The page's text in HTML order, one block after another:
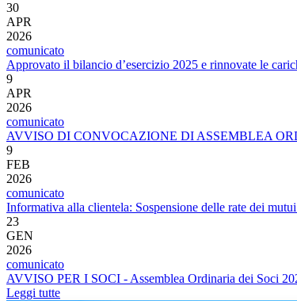
30
APR
2026
comunicato
Approvato il bilancio d’esercizio 2025 e rinnovate le
9
APR
2026
comunicato
AVVISO DI CONVOCAZIONE DI ASSEMBLEA
9
FEB
2026
comunicato
Informativa alla clientela: Sospensione delle rate dei
23
GEN
2026
comunicato
AVVISO PER I SOCI - Assemblea Ordinaria dei Soci
Leggi tutte